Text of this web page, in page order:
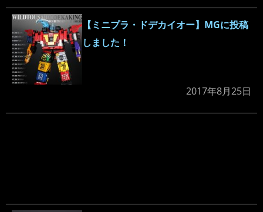
【ミニプラ・ドデカイオー】MGに投稿
しました！
2017年8月25日